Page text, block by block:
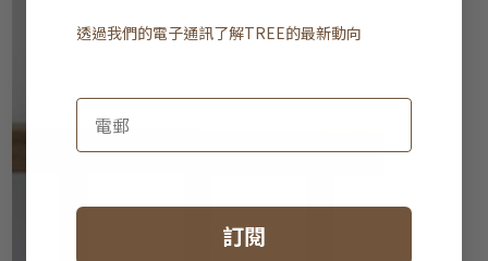
透過我們的電子通訊了解TREE的最新動向
訂閱